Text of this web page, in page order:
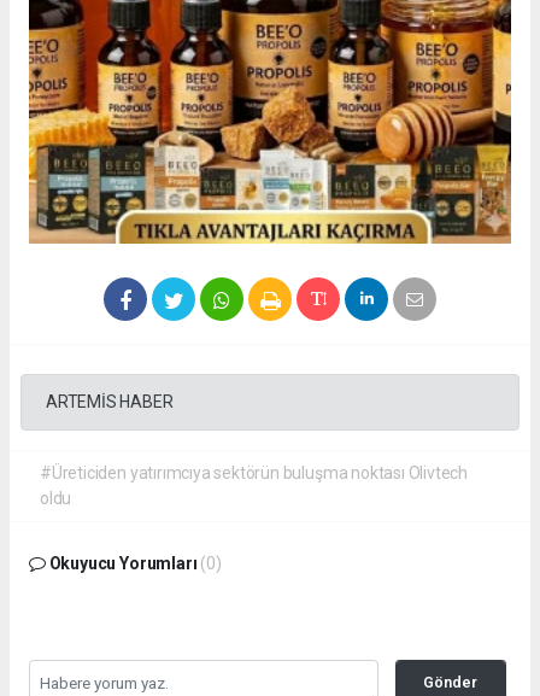
ARTEMİS HABER
#Üreticiden yatırımcıya sektörün buluşma noktası Olivtech
oldu
Okuyucu Yorumları (0)
Gönder